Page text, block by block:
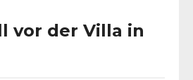
vor der Villa in